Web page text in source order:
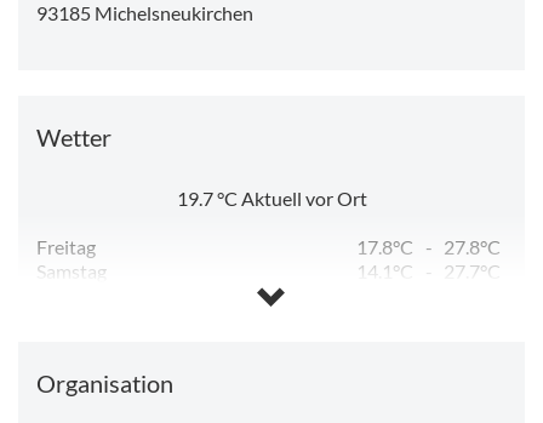
93185 Michelsneukirchen
Wetter
19.7°C Aktuell vor Ort
Freitag 17.8°C - 27.8°C
Samstag
14.1°C -
27.7°C
Organisation